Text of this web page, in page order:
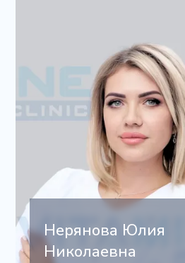
Нерянова Юлия
Николаевна